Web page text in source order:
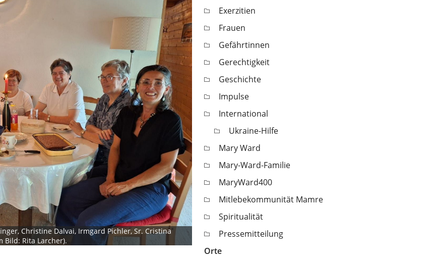
Christine Dalvai, Irmgard Pichler, Sr. Cristina
Bild: Rita Larcher).
Exerzitien
Frauen
Gefährtinnen
Gerechtigkeit
Geschichte
Impulse
International
Ukraine-Hilfe
Mary Ward
Mary-Ward-Familie
MaryWard400
Mitlebekommunität Mamre
Spiritualität
Pressemitteilung
Orte